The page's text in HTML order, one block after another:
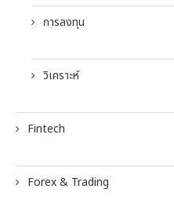
การลงทุน
วิเคราะห์
Fintech
Forex & Trading